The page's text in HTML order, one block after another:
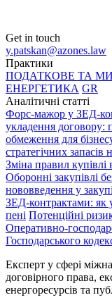
Get in touch
y.patskan@azones.law
Практики
ПОДАТКОВЕ ТА
ЕНЕРГЕТИКА GR
Аналітичні статті
Форс-мажор у ЗЕД-
укладення договору:
обмеження для
стратегічних
Зміна правил
Оборонні закупівлі
нововведення у
ЗЕД-контрактами: як
пені Потенційні
Оперативно-
Господарського
Експерт у сфері
договірного права,
енергоресурсів та